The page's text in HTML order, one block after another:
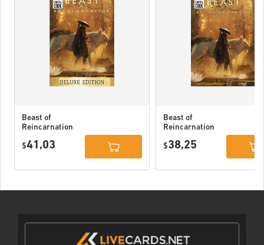
Beast of
Reincarnation
PC (STEAM)
$41,03
Beast of
Reincarnation
$38,25